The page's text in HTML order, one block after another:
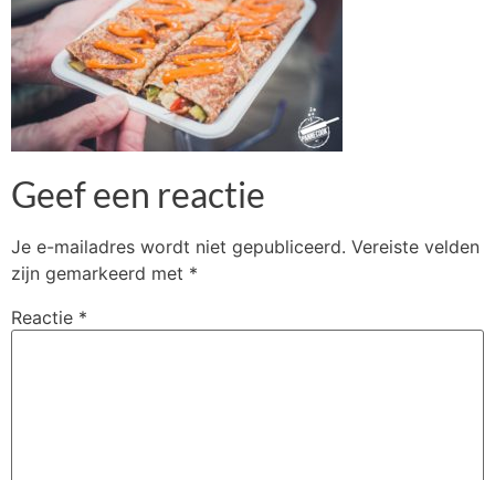
Geef een reactie
Je e-mailadres wordt niet gepubliceerd. Vereiste velden
zijn gemarkeerd met *
Reactie *